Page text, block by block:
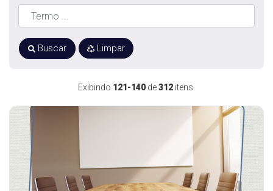
Exibindo 121-140 de312 itens.
Buscar Limpar